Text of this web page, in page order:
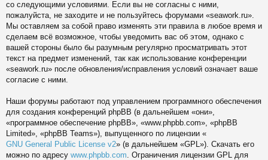
со следующими условиями. Если вы не согласны с ними,
пожалуйста, не заходите и не пользуйтесь форумами «seawork.ru».
Мы оставляем за собой право изменять эти правила в любое время и
сделаем всё возможное, чтобы уведомить вас об этом, однако с
вашей стороны было бы разумным регулярно просматривать этот
текст на предмет изменений, так как использование конференции
«seawork.ru» после обновления/исправления условий означает ваше
согласие с ними.
Наши форумы работают под управлением программного обеспечения
для создания конференций phpBB (в дальнейшем «они»,
«программное обеспечение phpBB», «www.phpbb.com», «phpBB
Limited», «phpBB Teams»), выпущенного по лицензии «
GNU General Public License v2» (в дальнейшем «GPL»). Скачать его
можно по адресу www.phpbb.com . Ограничения лицензии GPL для